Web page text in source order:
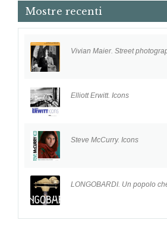
Mostre recenti
Vivian Maier. Street
Elliott Erwitt. Icons
Steve McCurry. Icons
LONGOBARDI. Un popolo